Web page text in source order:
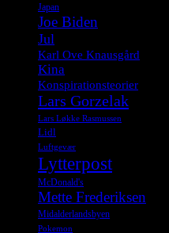
Japan
Joe Biden
Jul
Karl Ove Knausgård
Kina
Konspirationsteorier
Lars Gorzelak
Lars Løkke Rasmussen
Lidl
Luftgevær
Lytterpost
McDonald's
Mette Frederiksen
Midalderlandsbyen
Pokemon